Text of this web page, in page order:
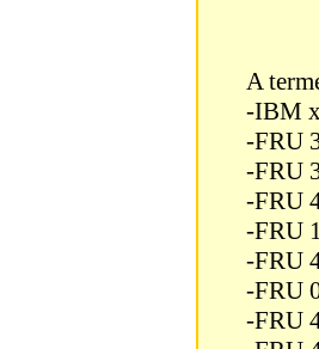
A
-IBM
-FRU
-FRU
-FRU
-FRU
-FRU
-FRU
-FRU